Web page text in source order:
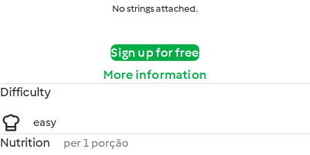
No strings attached.
Sign up for free
More information
Difficulty
easy
Nutrition per 1 porção